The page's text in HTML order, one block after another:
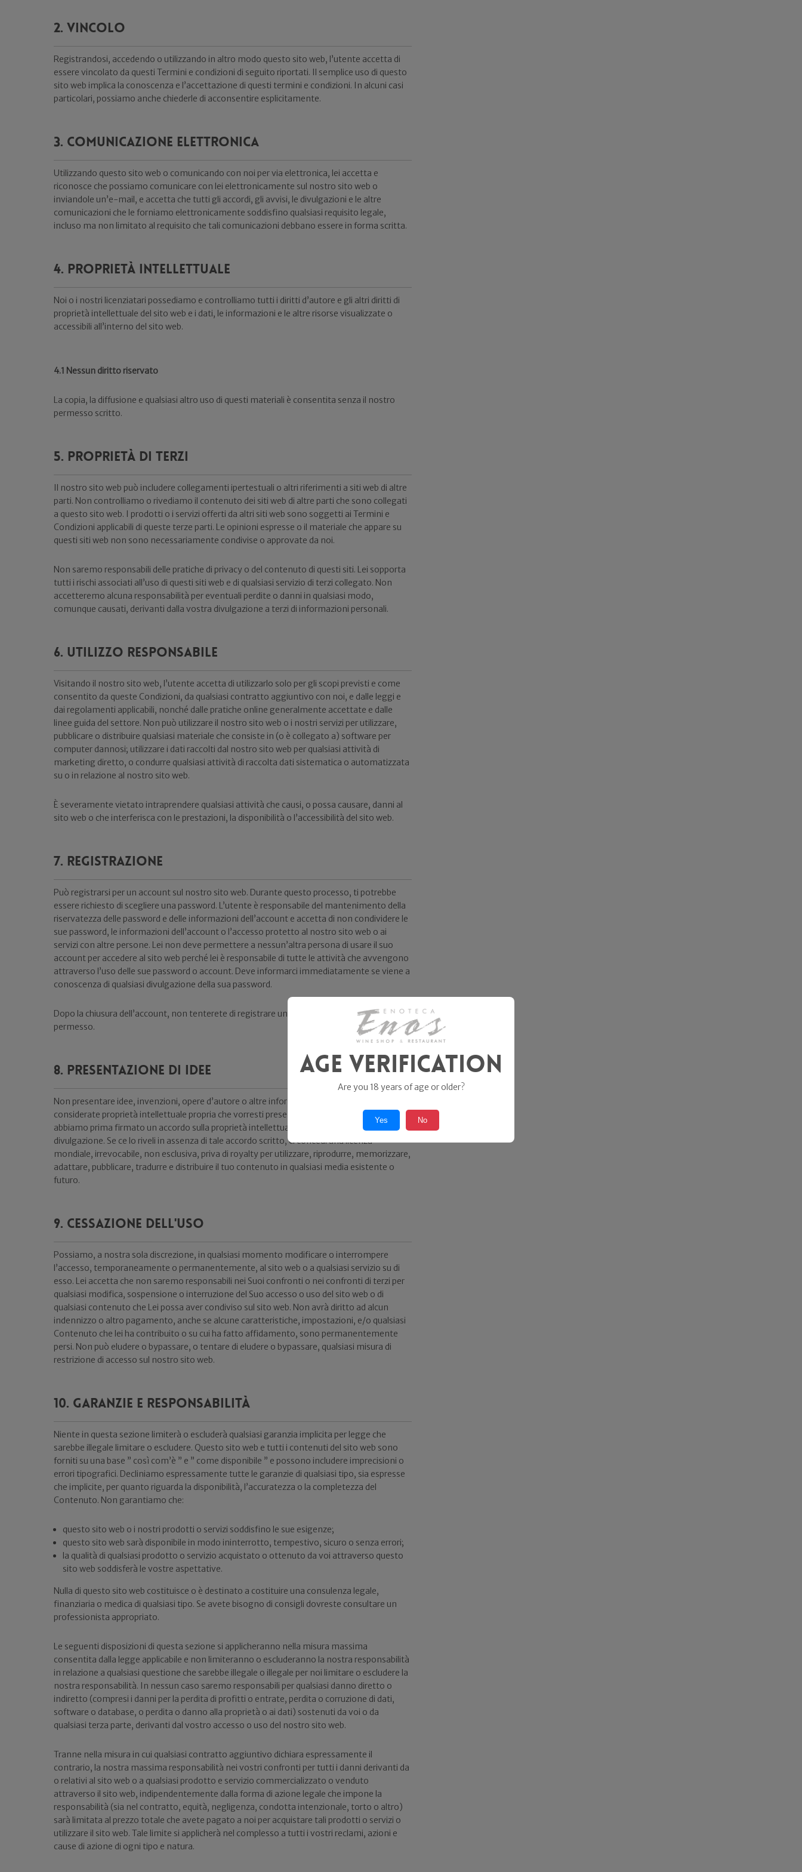
2. Vincolo
Registrandosi, accedendo o utilizzando in altro modo questo sito web, l’utente accetta di
essere vincolato da questi Termini e condizioni di seguito riportati. Il semplice uso di questo
sito web implica la conoscenza e l’accettazione di questi termini e condizioni. In alcuni casi
particolari, possiamo anche chiederle di acconsentire esplicitamente.
3. Comunicazione elettronica
Utilizzando questo sito web o comunicando con noi per via elettronica, lei accetta e
riconosce che possiamo comunicare con lei elettronicamente sul nostro sito web o
inviandole un’e-mail, e accetta che tutti gli accordi, gli avvisi, le divulgazioni e le altre
comunicazioni che le forniamo elettronicamente soddisfino qualsiasi requisito legale,
incluso ma non limitato al requisito che tali comunicazioni debbano essere in forma scritta.
4. Proprietà intellettuale
Noi o i nostri licenziatari possediamo e controlliamo tutti i diritti d’autore e gli altri diritti di
proprietà intellettuale del sito web e i dati, le informazioni e le altre risorse visualizzate o
accessibili all’interno del sito web.
4.1 Nessun diritto riservato
La copia, la diffusione e qualsiasi altro uso di questi materiali è consentita senza il nostro
permesso scritto.
5. Proprietà di terzi
Il nostro sito web può includere collegamenti ipertestuali o altri riferimenti a siti web di altre
parti. Non controlliamo o rivediamo il contenuto dei siti web di altre parti che sono collegati
a questo sito web. I prodotti o i servizi offerti da altri siti web sono soggetti ai Termini e
Condizioni applicabili di queste terze parti. Le opinioni espresse o il materiale che appare su
questi siti web non sono necessariamente condivise o approvate da noi.
Non saremo responsabili delle pratiche di privacy o del contenuto di questi siti. Lei sopporta
tutti i rischi associati all’uso di questi siti web e di qualsiasi servizio di terzi collegato. Non
accetteremo alcuna responsabilità per eventuali perdite o danni in qualsiasi modo,
comunque causati, derivanti dalla vostra divulgazione a terzi di informazioni personali.
6. Utilizzo responsabile
Visitando il nostro sito web, l’utente accetta di utilizzarlo solo per gli scopi previsti e come
consentito da queste Condizioni, da qualsiasi contratto aggiuntivo con noi, e dalle leggi e
dai regolamenti applicabili, nonché dalle pratiche online generalmente accettate e dalle
linee guida del settore. Non può utilizzare il nostro sito web o i nostri servizi per utilizzare,
pubblicare o distribuire qualsiasi materiale che consiste in (o è collegato a) software per
computer dannosi; utilizzare i dati raccolti dal nostro sito web per qualsiasi attività di
marketing diretto, o condurre qualsiasi attività di raccolta dati sistematica o automatizzata
su o in relazione al nostro sito web.
È severamente vietato intraprendere qualsiasi attività che causi, o possa causare, danni al
sito web o che interferisca con le prestazioni, la disponibilità o l’accessibilità del sito web.
7. Registrazione
Può registrarsi per un account sul nostro sito web. Durante questo processo, ti potrebbe
essere richiesto di scegliere una password. L’utente è responsabile del mantenimento della
riservatezza delle password e delle informazioni dell’account e accetta di non condividere le
sue password, le informazioni dell’account o l’accesso protetto al nostro sito web o ai
servizi con altre persone. Lei non deve permettere a nessun’altra persona di usare il suo
account per accedere al sito web perché lei è responsabile di tutte le attività che avvengono
attraverso l’uso delle sue password o account. Deve informarci immediatamente se viene a
conoscenza di qualsiasi divulgazione della sua password.
Dopo la chiusura dell’account, non tenterete di registrare un nuovo account senza il nostro
permesso.
8. Presentazione di idee
Non presentare idee, invenzioni, opere d’autore o altre informazioni che possono essere
considerate proprietà intellettuale propria che vorresti presentarci, a meno che non
abbiamo prima firmato un accordo sulla proprietà intellettuale o un accordo di non
divulgazione. Se ce lo riveli in assenza di tale accordo scritto, ci concedi una licenza
mondiale, irrevocabile, non esclusiva, priva di royalty per utilizzare, riprodurre, memorizzare,
adattare, pubblicare, tradurre e distribuire il tuo contenuto in qualsiasi media esistente o
futuro.
9. Cessazione dell'uso
Possiamo, a nostra sola discrezione, in qualsiasi momento modificare o interrompere
l’accesso, temporaneamente o permanentemente, al sito web o a qualsiasi servizio su di
esso. Lei accetta che non saremo responsabili nei Suoi confronti o nei confronti di terzi per
qualsiasi modifica, sospensione o interruzione del Suo accesso o uso del sito web o di
qualsiasi contenuto che Lei possa aver condiviso sul sito web. Non avrà diritto ad alcun
indennizzo o altro pagamento, anche se alcune caratteristiche, impostazioni, e/o qualsiasi
Contenuto che lei ha contribuito o su cui ha fatto affidamento, sono permanentemente
persi. Non può eludere o bypassare, o tentare di eludere o bypassare, qualsiasi misura di
restrizione di accesso sul nostro sito web.
10. Garanzie e responsabilità
Niente in questa sezione limiterà o escluderà qualsiasi garanzia implicita per legge che
sarebbe illegale limitare o escludere. Questo sito web e tutti i contenuti del sito web sono
forniti su una base ” così com’è ” e ” come disponibile ” e possono includere imprecisioni o
errori tipografici. Decliniamo espressamente tutte le garanzie di qualsiasi tipo, sia espresse
che implicite, per quanto riguarda la disponibilità, l’accuratezza o la completezza del
Contenuto. Non garantiamo che:
questo sito web o i nostri prodotti o servizi soddisfino le sue esigenze;
questo sito web sarà disponibile in modo ininterrotto, tempestivo, sicuro o senza errori;
la qualità di qualsiasi prodotto o servizio acquistato o ottenuto da voi attraverso questo
sito web soddisferà le vostre aspettative.
Nulla di questo sito web costituisce o è destinato a costituire una consulenza legale,
finanziaria o medica di qualsiasi tipo. Se avete bisogno di consigli dovreste consultare un
professionista appropriato.
Le seguenti disposizioni di questa sezione si applicheranno nella misura massima
consentita dalla legge applicabile e non limiteranno o escluderanno la nostra responsabilità
in relazione a qualsiasi questione che sarebbe illegale o illegale per noi limitare o escludere la
nostra responsabilità. In nessun caso saremo responsabili per qualsiasi danno diretto o
indiretto (compresi i danni per la perdita di profitti o entrate, perdita o corruzione di dati,
software o database, o perdita o danno alla proprietà o ai dati) sostenuti da voi o da
qualsiasi terza parte, derivanti dal vostro accesso o uso del nostro sito web.
Tranne nella misura in cui qualsiasi contratto aggiuntivo dichiara espressamente il
contrario, la nostra massima responsabilità nei vostri confronti per tutti i danni derivanti da
o relativi al sito web o a qualsiasi prodotto e servizio commercializzato o venduto
attraverso il sito web, indipendentemente dalla forma di azione legale che impone la
responsabilità (sia nel contratto, equità, negligenza, condotta intenzionale, torto o altro)
sarà limitata al prezzo totale che avete pagato a noi per acquistare tali prodotti o servizi o
utilizzare il sito web. Tale limite si applicherà nel complesso a tutti i vostri reclami, azioni e
cause di azione di ogni tipo e natura.
Age Verification
Are you 18 years of age or older?
Yes No